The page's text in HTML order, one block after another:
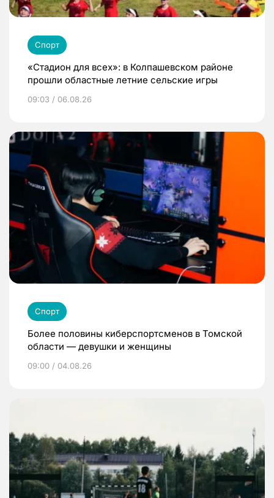
Спорт
«Стадион для всех»: в Колпашевском районе
прошли областные летние сельские игры
09:03 / 06.08.26
Спорт
Более половины киберспортсменов в Томской
области — девушки и женщины
09:00 / 04.08.26